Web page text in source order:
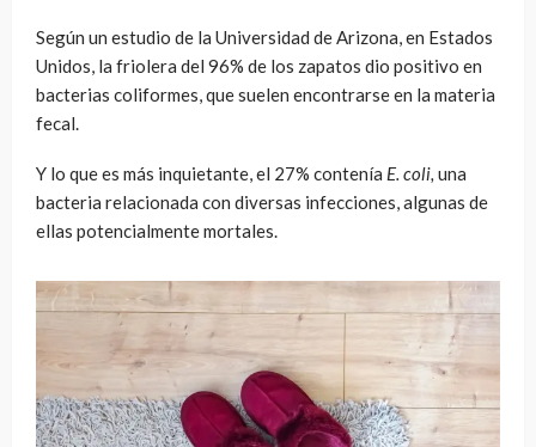
Según un estudio de la Universidad de Arizona, en Estados
Unidos, la friolera del 96% de los zapatos dio positivo en
bacterias coliformes, que suelen encontrarse en la materia
fecal.
Y lo que es más inquietante, el 27% contenía E. coli, una
bacteria relacionada con diversas infecciones, algunas de
ellas potencialmente mortales.